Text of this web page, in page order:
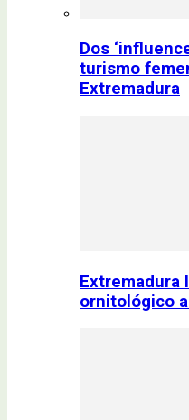
Dos
turismo
Extremadura
Extremadura
ornitológico